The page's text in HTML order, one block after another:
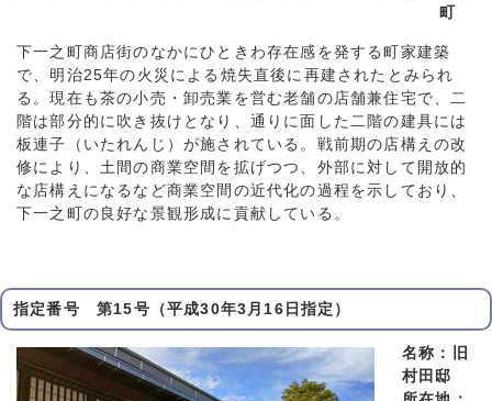
町
下一之町商店街のなかにひときわ存在感を発する町家建築
で、明治25年の火災による焼失直後に再建されたとみられ
る。現在も茶の小売・卸売業を営む老舗の店舗兼住宅で、二
階は部分的に吹き抜けとなり、通りに面した二階の建具には
板連子（いたれんじ）が施されている。戦前期の店構えの改
修により、土間の商業空間を拡げつつ、外部に対して開放的
な店構えになるなど商業空間の近代化の過程を示しており、
下一之町の良好な景観形成に貢献している。
指定番号 第15号（平成30年3月16日指定）
名称：旧
村田邸